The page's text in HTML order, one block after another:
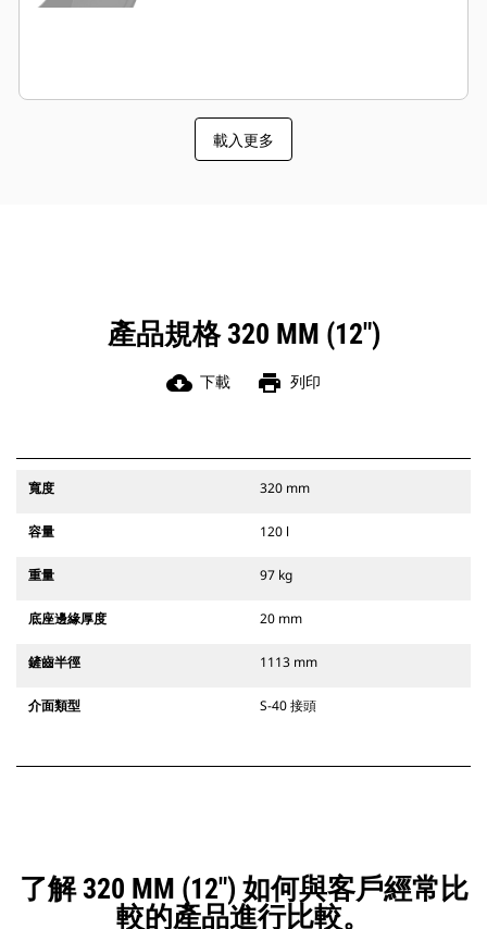
載入更多
產品規格 320 MM (12")
cloud_download 下載 print 列印
寬度 320 mm
容量 120 l
重量 97 kg
底座邊緣厚度 20 mm
鏟齒半徑 1113 mm
介面類型 S-40 接頭
了解 320 MM (12") 如何與客戶經常比
較的產品進行比較。